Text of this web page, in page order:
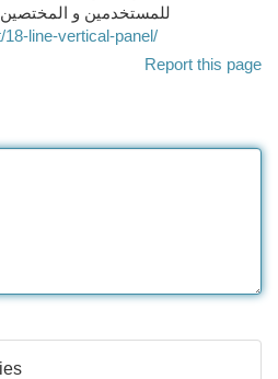
للمستخدمين و المختصين.
line-vertical-panel/
Report this page